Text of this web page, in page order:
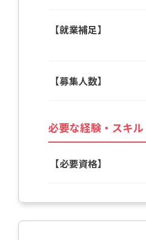
【就業補足】
【募集人数】
必要な経験・スキル
【必要資格】